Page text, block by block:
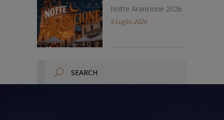
Notte Arancione 2026
5 Luglio 2026